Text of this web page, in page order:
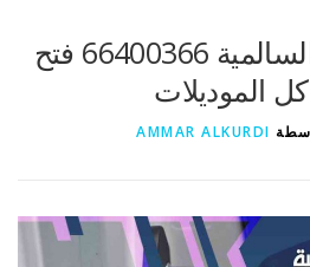
بنشر متنقل سكراب قطع غيار
فتح باب سيارات السالمية 66400366 فتح
الموديلات
AMMAR ALKURDI